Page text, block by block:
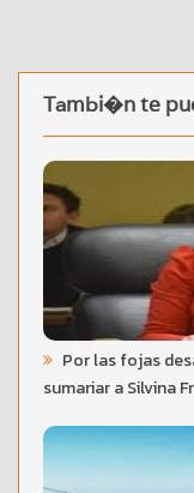
Tambi�n te
Por las fojas
sumariar a Silvina